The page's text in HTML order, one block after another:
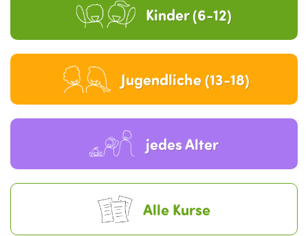
Kinder (6-12)
Jugendliche (13-18)
jedes Alter
Alle Kurse